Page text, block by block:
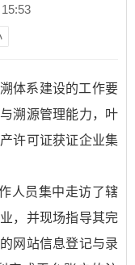
体系建设的工作要
溯源管理能力，叶
许可证获证企业集
人员集中走访了辖
，并现场指导其完
网站信息登记与录